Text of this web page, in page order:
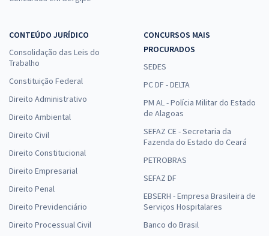
CONTEÚDO JURÍDICO
Consolidação das Leis do
Trabalho
Constituição Federal
Direito Administrativo
Direito Ambiental
Direito Civil
Direito Constitucional
Direito Empresarial
Direito Penal
Direito Previdenciário
Direito Processual Civil
CONCURSOS MAIS
PROCURADOS
SEDES
PC DF - DELTA
PM AL - Polícia Militar do Estado
de Alagoas
SEFAZ CE - Secretaria da
Fazenda do Estado do Ceará
PETROBRAS
SEFAZ DF
EBSERH - Empresa Brasileira de
Serviços Hospitalares
Banco do Brasil